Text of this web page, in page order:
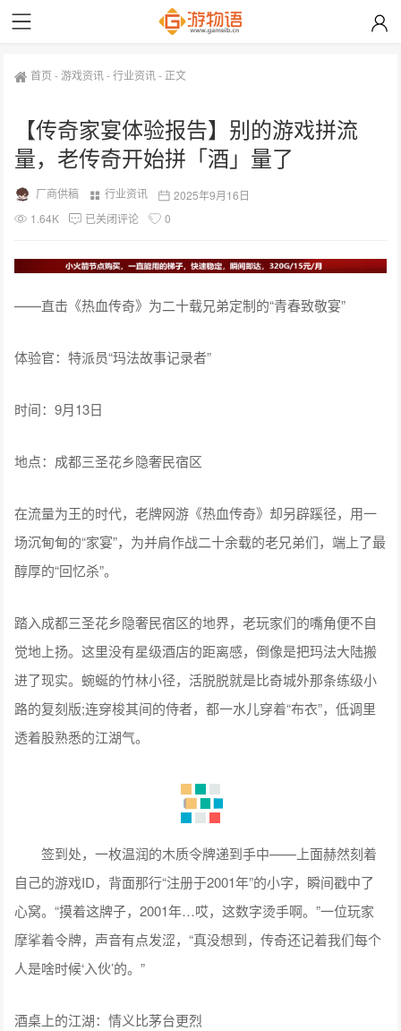
首页 -游戏资讯-行业资讯- 正文
【传奇家宴体验报告】别的游戏拼流
量，老传奇开始拼「酒」量了
厂商供稿 行业资讯
2025年9月16日
1.64K
已关闭评论 0
——直击《热血传奇》为二十载兄弟定制的“青春致敬宴”
体验官：特派员“玛法故事记录者”
时间：9月13日
地点：成都三圣花乡隐奢民宿区
在流量为王的时代，老牌网游《热血传奇》却另辟蹊径，用一
场沉甸甸的“家宴”，为并肩作战二十余载的老兄弟们，端上了最
醇厚的“回忆杀”。
踏入成都三圣花乡隐奢民宿区的地界，老玩家们的嘴角便不自
觉地上扬。这里没有星级酒店的距离感，倒像是把玛法大陆搬
进了现实。蜿蜒的竹林小径，活脱脱就是比奇城外那条练级小
路的复刻版;连穿梭其间的侍者，都一水儿穿着“布衣”，低调里
透着股熟悉的江湖气。
签到处，一枚温润的木质令牌递到手中——上面赫然刻着
自己的游戏ID，背面那行“注册于2001年”的小字，瞬间戳中了
心窝。“摸着这牌子，2001年…哎，这数字烫手啊。”一位玩家
摩挲着令牌，声音有点发涩，“真没想到，传奇还记着我们每个
人是啥时候‘入伙’的。”
酒桌上的江湖：情义比茅台更烈